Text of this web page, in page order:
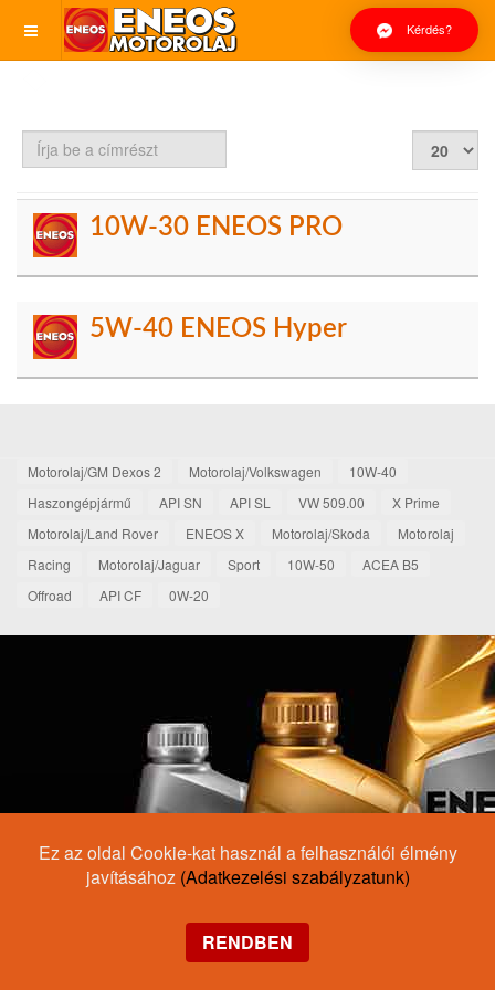
Kérdés?
Írja
a
10W-30 ENEOS PRO
5W-40 ENEOS Hyper
Motorolaj/GM Dexos 2 Motorolaj/Volkswagen
10W-40
Haszongépjármű
API SN API SL VW 509.00
X Prime
Motorolaj/Land Rover
ENEOS X Motorolaj/Skoda
Motorolaj
Racing
Motorolaj/Jaguar Sport 10W-50
ACEA B5
Offroad
API CF 0W-20
Ez az oldal Cookie-kat használ a felhasználói élmény
javításához (Adatkezelési szabályzatunk)
RENDBEN